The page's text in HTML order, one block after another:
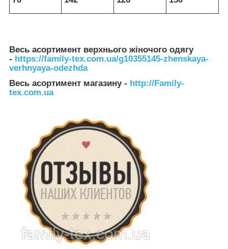
Весь асортимент верхнього жіночого одягу
- https://family-tex.com.ua/g10355145-zhenskaya-
verhnyaya-odezhda
Весь асортимент магазину - http://Family-
tex.com.ua